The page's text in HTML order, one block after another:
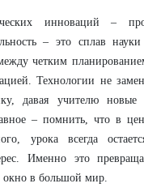
инноваций –
– это сплав
четким
Технологии не
давая учителю новые
– помнить, что в
урока всегда
Именно это
окно в большой мир.